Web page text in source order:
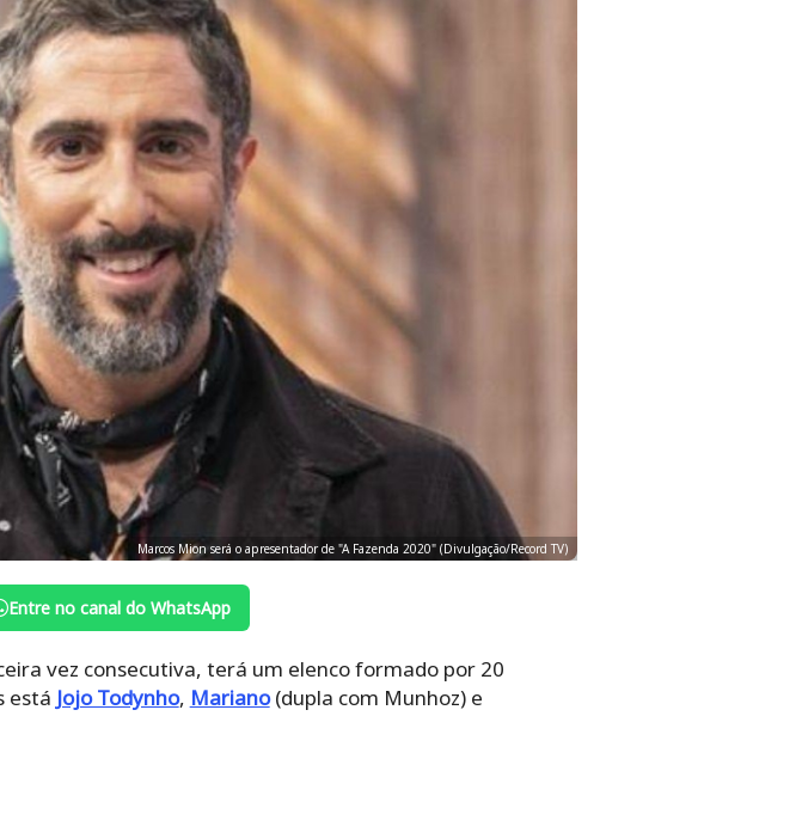
Marcos Mion será o apresentador de "A Fazenda 2020" (Divulgação/Record TV)
Entre no canal do WhatsApp
vez consecutiva, terá um elenco formado por 20
está Jojo Todynho, Mariano(dupla com Munhoz) e